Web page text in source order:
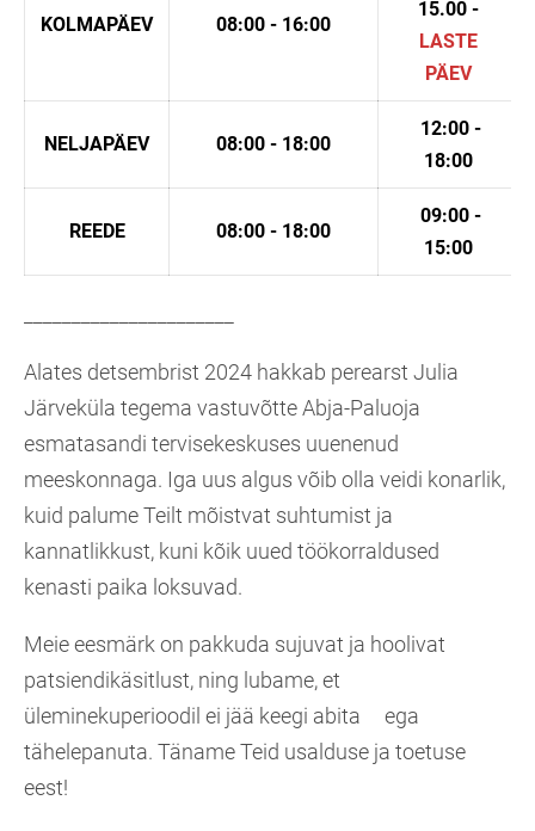
KOLMAPÄEV 08:00 - 16:00
15.00 -
LASTE
PÄEV
NELJAPÄEV 08:00 - 18:00
12:00 -
18:00
REEDE 08:00 - 18:00
09:00 -
15:00
Alates detsembrist 2024 hakkab perearst Julia
Järveküla tegema vastuvõtte Abja-Paluoja
esmatasandi tervisekeskuses uuenenud
meeskonnaga. Iga uus algus võib olla veidi konarlik,
kuid palume Teilt mõistvat suhtumist ja
kannatlikkust, kuni kõik uued töökorraldused
kenasti paika loksuvad.
Meie eesmärk on pakkuda sujuvat ja hoolivat
patsiendikäsitlust, ning lubame, et
üleminekuperioodil ei jää keegi abita ega
tähelepanuta. Täname Teid usalduse ja toetuse
eest!